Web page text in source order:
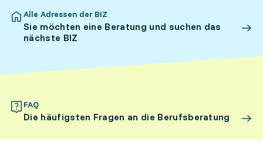
Alle Adressen der BIZ
Sie möchten eine Beratung und suchen das
nächste BIZ
FAQ
Die häufigsten Fragen an die Berufsberatung